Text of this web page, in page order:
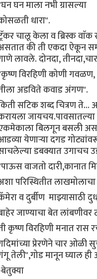
घन माला नभी ग्रासल्या
धारा".
चालू केला व ब्रिस्क
की ती एकदा ऐकून
लावले. दोनदा,
विरहिणी कोणी गवळण,
अडविते कवाड अंगण".
सटिक शब्द चित्रण ते...
बिलगून बसली
येणाऱ्या दगड
डबक्यात उगाचच
वाजतो दारी,कानात
परिस्थितीत
व दुर्बीण माझ्यासाठी
जाण्याचा बेत
कृष्ण विरहिणी मनात रास
प्रेरणेने चार ओळी
तेली",गोड मानून घ्याल ही